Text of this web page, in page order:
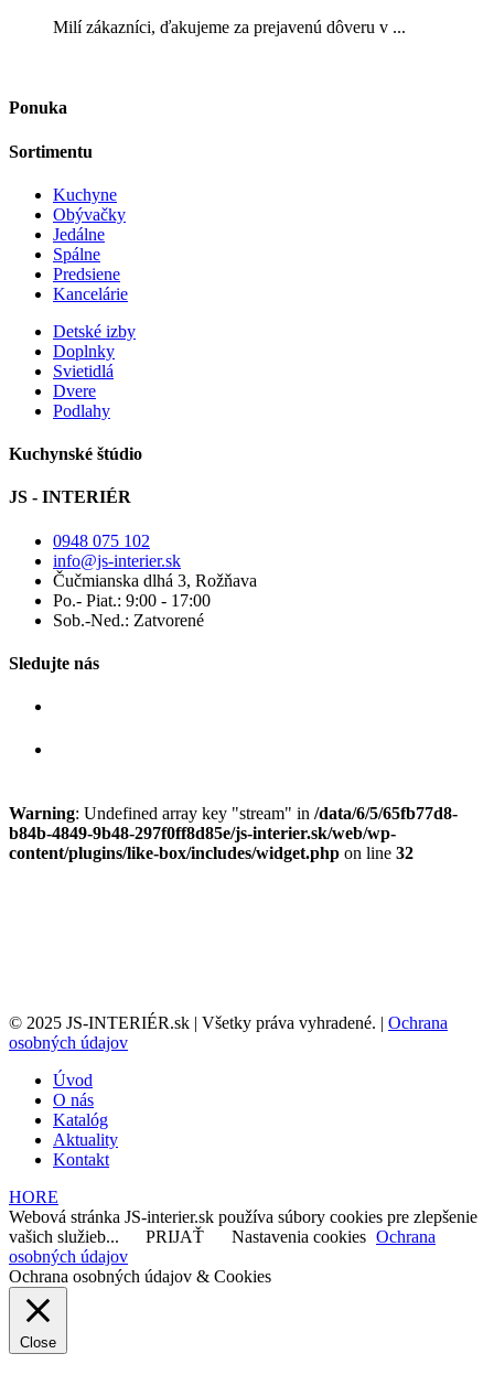
Milí zákazníci, ďakujeme za prejavenú dôveru v ...
Ponuka
Sortimentu
Kuchyne
Obývačky
Jedálne
Spálne
Predsiene
Kancelárie
Detské izby
Doplnky
Svietidlá
Dvere
Podlahy
Kuchynské štúdio
JS - INTERIÉR
0948 075 102
info@js-interier.sk
Čučmianska dlhá 3, Rožňava
Po.- Piat.: 9:00 - 17:00
Sob.-Ned.: Zatvorené
Sledujte nás
Warning: Undefined array key "stream" in /data/6/5/65fb77d8-
b84b-4849-9b48-297f0ff8d85e/js-interier.sk/web/wp-
content/plugins/like-box/includes/widget.php on line 32
© 2025 JS-INTERIÉR.sk | Všetky práva vyhradené. | Ochrana
osobných údajov
Úvod
O nás
Katalóg
Aktuality
Kontakt
HORE
Webová stránka JS-interier.sk používa súbory cookies pre zlepšenie
vašich služieb...
PRIJAŤ Nastavenia cookies Ochrana
osobných údajov
Ochrana osobných údajov & Cookies
Close